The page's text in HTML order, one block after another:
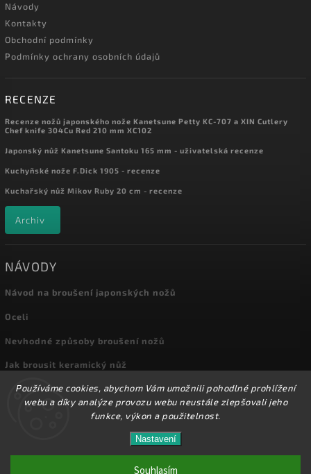
Používáme cookies, abychom Vám umožnili pohodlné prohlížení
webu a díky analýze provozu webu neustále zlepšovali jeho
funkce, výkon a použitelnost.
Nastavení
Souhlasím
Přes 8000 nožů a dalšího příslušenství máme skladem
na prodejně! Doprava od 72,-Kč!
Návody
Kontakty
Obchodní podmínky
Podmínky ochrany osobních údajů
RECENZE
Recenze nožů japonského nože Kanetsune Petty KC-707 a XIN Cutlery
Chef knife 304Cu Red 210 mm XC102
Japonský nůž Kanetsune Santoku 165 mm - uživatelská recenze
Kuchyňské nože F.Dick 1905 - recenze
Kuchařský nůž Mikov Ruby 20 cm - recenze
Archiv
NÁVODY
Návod na broušení japonských nožů
Oceli
Nevhodné způsoby broušení nožů
Jak brousit keramický nůž
Archiv
Kuchyňské nože. Všechna práva vyhrazena.